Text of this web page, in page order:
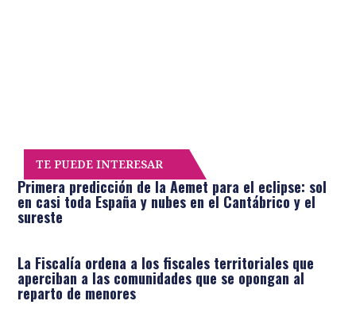
TE PUEDE INTERESAR
Primera predicción de la Aemet para el eclipse: sol
en casi toda España y nubes en el Cantábrico y el
sureste
La Fiscalía ordena a los fiscales territoriales que
aperciban a las comunidades que se opongan al
reparto de menores